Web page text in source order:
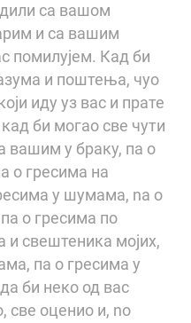
са вашом
и са вашим
помилујем. Кад би
и поштења, чуо
иду уз вас и прате
би могао све чути
вашим у браку, пa о
о гресима на
у шумама, na о
о гресима пo
свештеника мојих,
пa о гресима у
би неко од вас
све оценио и, no